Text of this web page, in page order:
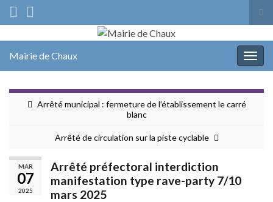
Search for:
Mairie de Chaux
Arrêté municipal : fermeture de l’établissement le carré
blanc
Arrêté de circulation sur la piste cyclable
MAR
07
2025
Arrêté préfectoral interdiction
manifestation type rave-party 7/10
mars 2025